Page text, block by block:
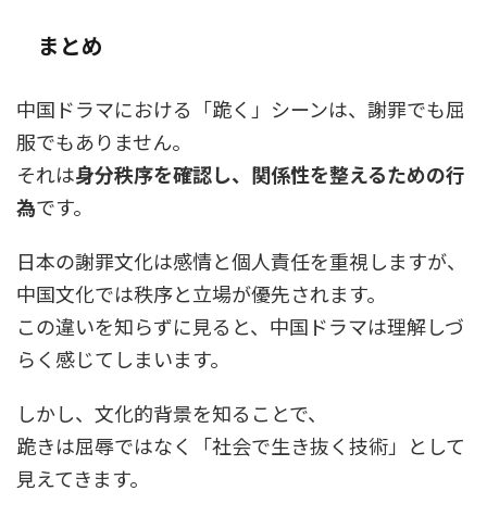
まとめ
中国ドラマにおける「跪く」シーンは、謝罪でも屈
服でもありません。
それは身分秩序を確認し、関係性を整えるための行
為です。
日本の謝罪文化は感情と個人責任を重視しますが、
中国文化では秩序と立場が優先されます。
この違いを知らずに見ると、中国ドラマは理解しづ
らく感じてしまいます。
しかし、文化的背景を知ることで、
跪きは屈辱ではなく「社会で生き抜く技術」として
見えてきます。